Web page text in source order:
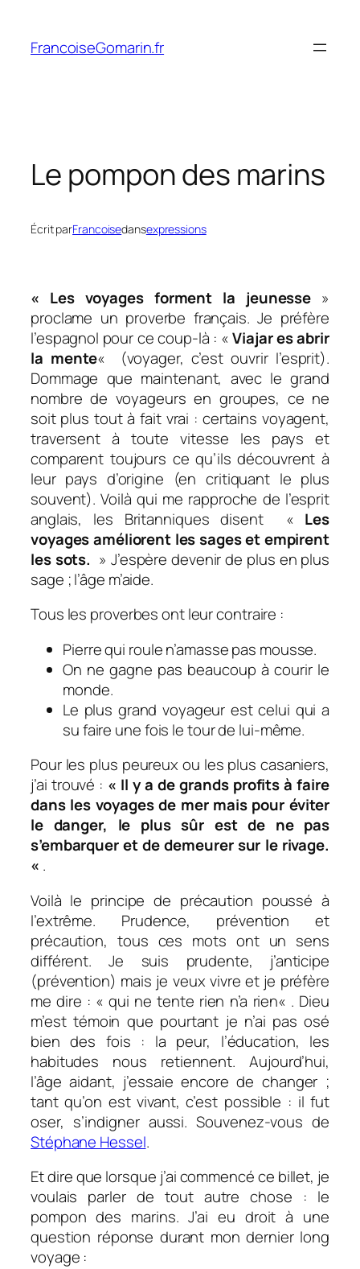
contenu
FrancoiseGomarin.fr
Le pompon des marins
Écrit parFrancoisedansexpressions
« Les voyages forment la jeunesse »
proclame un proverbe français. Je préfère
l’espagnol pour ce coup-là : «Viajar es abrir
la mente«
(voyager, c’est ouvrir l’esprit).
Dommage que maintenant, avec le grand
nombre de voyageurs en groupes, ce ne
soit plus tout à fait vrai : certains voyagent,
traversent à toute vitesse les pays et
comparent toujours ce qu’ils découvrent à
leur pays d’origine (en critiquant le plus
souvent). Voilà qui me rapproche de l’esprit
anglais, les Britanniques disent « Les
voyages améliorent les sages et empirent
les sots. » J’espère devenir de plus en plus
sage ; l’âge m’aide.
Tous les proverbes ont leur contraire :
Pierre qui roule n’amasse pas mousse.
On ne gagne pas beaucoup à courir le
monde.
Le plus grand voyageur est celui qui a
su faire une fois le tour de lui-même.
Pour les plus peureux ou les plus casaniers,
j’ai trouvé : « Il y a de grands profits à faire
dans les voyages de mer mais pour éviter
le danger, le plus sûr est de ne pas
s’embarquer et de demeurer sur le rivage.
« .
Voilà le principe de précaution poussé à
l’extrême. Prudence, prévention et
précaution, tous ces mots ont un sens
différent. Je suis prudente, j’anticipe
(prévention) mais je veux vivre et je préfère
me dire : «qui ne tente rien n’a rien« . Dieu
m’est témoin que pourtant je n’ai pas osé
bien des fois : la peur, l’éducation, les
habitudes nous retiennent. Aujourd’hui,
l’âge aidant, j’essaie encore de changer ;
tant qu’on est vivant, c’est possible : il fut
oser, s’indigner aussi. Souvenez-vous de
Stéphane Hessel.
Et dire que lorsque j’ai commencé ce billet, je
voulais parler de tout autre chose : le
pompon des marins. J’ai eu droit à une
question réponse durant mon dernier long
voyage :